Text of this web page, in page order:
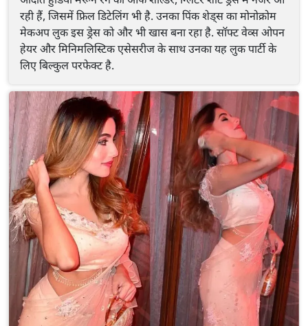
रही हैं, जिसमें फ्रिल डिटेलिंग भी है. उनका पिंक शेड्स का मोनोक्रोम
मेकअप लुक इस ड्रेस को और भी खास बना रहा है. सॉफ्ट वेव्स ओपन
हेयर और मिनिमलिस्टिक एसेसरीज के साथ उनका यह लुक पार्टी के
लिए बिल्कुल परफेक्ट है.